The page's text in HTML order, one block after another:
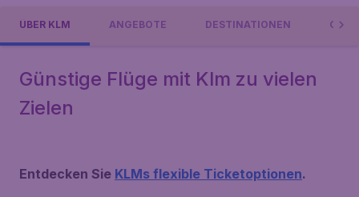
ÜBER KLM ANGEBOTE DESTINATIONEN
Günstige Flüge mit Klm zu vielen
Zielen
Entdecken Sie KLMs flexible Ticketoptionen.